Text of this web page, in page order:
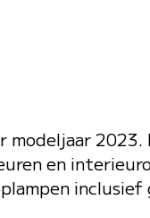
modeljaar
en